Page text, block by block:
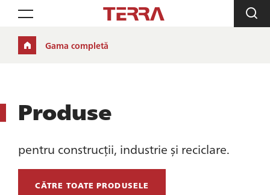
Toggle navigation
Gama completă
Produse
pentru construcții, industrie și reciclare.
CĂTRE TOATE PRODUSELE